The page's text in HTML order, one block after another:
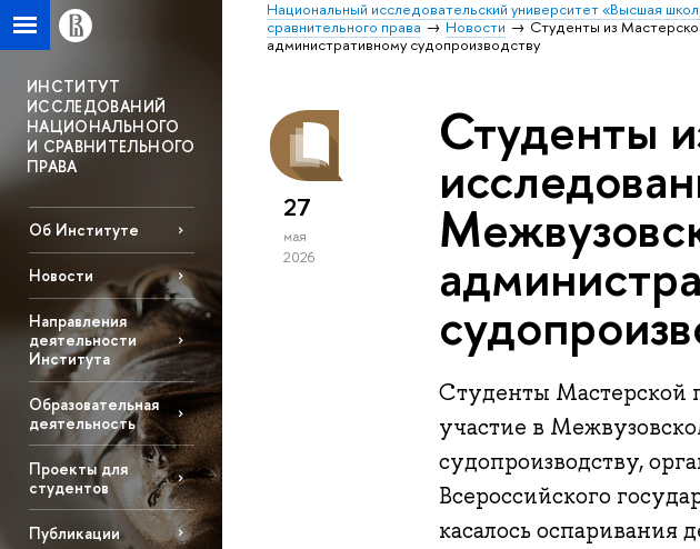
Национальный исследовательский университет «Высшая
сравнительного права
Новости
Студенты из
административному судопроизводству
ИНСТИТУТ
ИССЛЕДОВАНИЙ
НАЦИОНАЛЬНОГО
И СРАВНИТЕЛЬНОГО
ПРАВА
Об Институте
Новости
Направления
деятельности
Института
Образовательная
деятельность
Проекты для
студентов
Публикации
27
мая
2026
Студенты
Студенты
участие в
судопроизводству,
Всероссийского
касалось оспаривания